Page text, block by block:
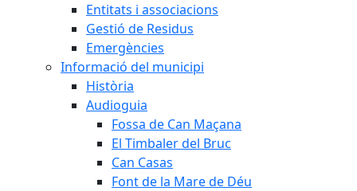
Entitats i associacions
Gestió de Residus
Emergències
Informació del municipi
Història
Audioguia
Fossa de Can Maçana
El Timbaler del Bruc
Can Casas
Font de la Mare de Déu